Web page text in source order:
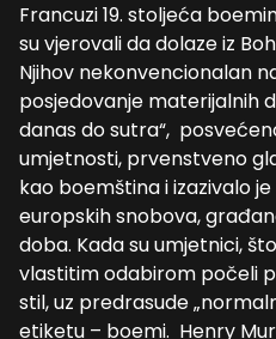
Francuzi 19. stoljeća
su vjerovali da dolaze iz
Njihov nekonvencionalan
posjedovanje materijalnih
danas do sutra“,
umjetnosti, prvenstveno
kao boemština i izazivalo
europskih snobova,
doba. Kada su umjetnici,
vlastitim odabirom počeli
stil, uz predrasude
etiketu – boemi. Henry